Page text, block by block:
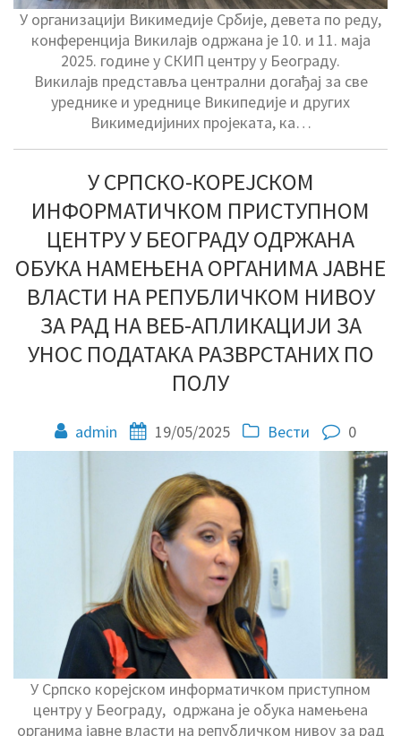
У организацији Викимедије Србије, девета по реду,
конференција Викилајв одржана је 10. и 11. маја
2025. године у СКИП центру у Београду.
Викилајв представља централни догађај за све
уреднике и уреднице Википедије и других
Викимедијиних пројеката, ка…
У СРПСКО-КОРЕЈСКОМ
ИНФОРМАТИЧКОМ ПРИСТУПНОМ
ЦЕНТРУ У БЕОГРАДУ ОДРЖАНА
ОБУКА НАМЕЊЕНА ОРГАНИМА ЈАВНЕ
ВЛАСТИ НА РЕПУБЛИЧКОМ НИВОУ
ЗА РАД НА ВЕБ-АПЛИКАЦИЈИ ЗА
УНОС ПОДАТАКА РАЗВРСТАНИХ ПО
ПОЛУ
admin 19/05/2025 Вести 0
У Српско корејском информатичком приступном
центру у Београду, одржана je обука намењена
органима јавне власти на републичком нивоу за рад